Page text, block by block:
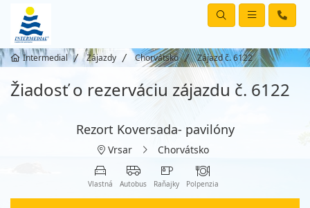
Intermedial Zájazdy Chorvátsko Zájazd č. 6122
Žiadosť o rezerváciu zájazdu č. 6122
Rezort Koversada- pavilóny
Vrsar Chorvátsko
Vlastná Autobus Raňajky Polpenzia